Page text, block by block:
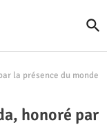
la présence du monde
honoré par